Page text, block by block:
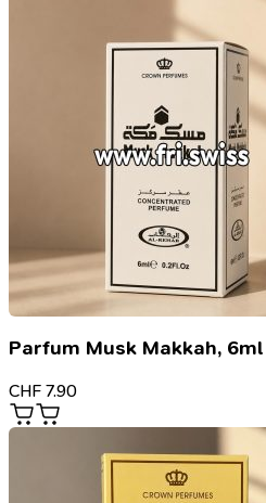
Parfum Musk Makkah, 6ml
CHF 7.90